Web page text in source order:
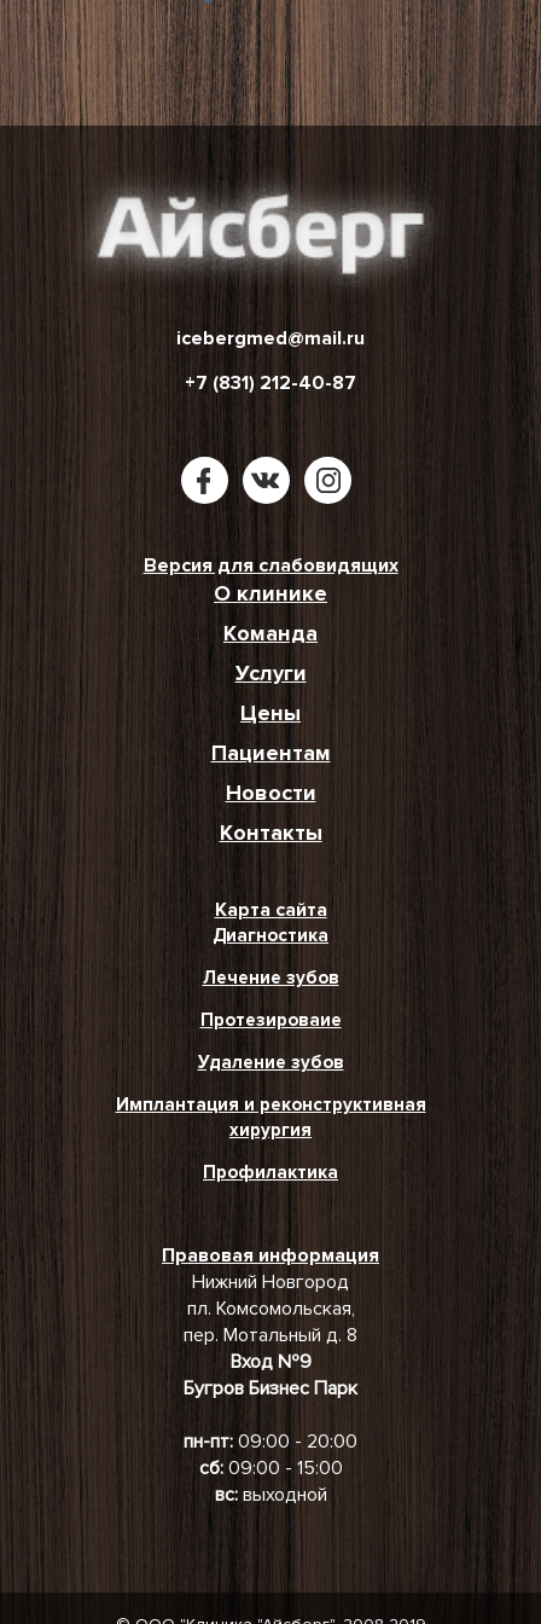
icebergmed@mail.ru
+7 (831) 212-40-87
Версия для слабовидящих
О клинике
Команда
Услуги
Цены
Пациентам
Новости
Контакты
Карта сайта
Диагностика
Лечение зубов
Протезироваие
Удаление зубов
Имплантация и реконструктивная
хирургия
Профилактика
Правовая информация
Нижний Новгород
пл. Комсомольская,
пер. Мотальный д. 8
Вход №9
Бугров Бизнес Парк
пн-пт: 09:00 - 20:00
сб:09:00 - 15:00
вс:выходной